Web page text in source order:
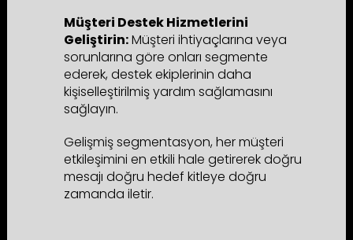
Müşteri Destek Hizmetlerini
Geliştirin:Müşteri ihtiyaçlarına veya
sorunlarına göre onları segmente
ederek, destek ekiplerinin daha
kişiselleştirilmiş yardım sağlamasını
sağlayın.
Gelişmiş segmentasyon, her müşteri
etkileşimini en etkili hale getirerek doğru
mesajı doğru hedef kitleye doğru
zamanda iletir.